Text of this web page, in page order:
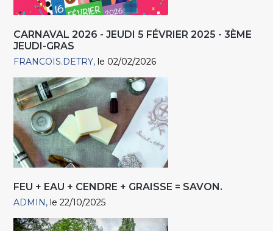
CARNAVAL 2026 - JEUDI 5 FÉVRIER 2025 - 3ÈME
JEUDI-GRAS
FRANCOIS.DETRY le 02/02/2026
FEU + EAU + CENDRE + GRAISSE = SAVON.
ADMIN le 22/10/2025